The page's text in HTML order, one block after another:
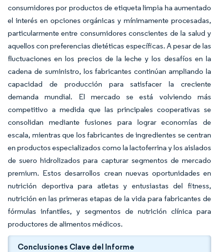
consumidores por productos de etiqueta limpia ha aumentado
el interés en opciones orgánicas y mínimamente procesadas,
particularmente entre consumidores conscientes de la salud y
aquellos con preferencias dietéticas específicas. A pesar de las
fluctuaciones en los precios de la leche y los desafíos en la
cadena de suministro, los fabricantes continúan ampliando la
capacidad de producción para satisfacer la creciente
demanda mundial. El mercado se está volviendo más
competitivo a medida que las principales cooperativas se
consolidan mediante fusiones para lograr economías de
escala, mientras que los fabricantes de ingredientes se centran
en productos especializados como la lactoferrina y los aislados
de suero hidrolizados para capturar segmentos de mercado
premium. Estos desarrollos crean nuevas oportunidades en
nutrición deportiva para atletas y entusiastas del fitness,
nutrición en las primeras etapas de la vida para fabricantes de
fórmulas infantiles, y segmentos de nutrición clínica para
productores de alimentos médicos.
Conclusiones Clave del Informe